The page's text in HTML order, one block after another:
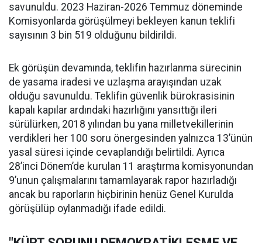
savunuldu. 2023 Haziran-2026 Temmuz döneminde
Komisyonlarda görüşülmeyi bekleyen kanun teklifi
sayısının 3 bin 519 olduğunu bildirildi.
Ek görüşün devamında, teklifin hazırlanma sürecinin
de yasama iradesi ve uzlaşma arayışından uzak
olduğu savunuldu. Teklifin güvenlik bürokrasisinin
kapalı kapılar ardındaki hazırlığını yansıttığı ileri
sürülürken, 2018 yılından bu yana milletvekillerinin
verdikleri her 100 soru önergesinden yalnızca 13’ünün
yasal süresi içinde cevaplandığı belirtildi. Ayrıca
28’inci Dönem’de kurulan 11 araştırma komisyonundan
9’unun çalışmalarını tamamlayarak rapor hazırladığı
ancak bu raporların hiçbirinin henüz Genel Kurulda
görüşülüp oylanmadığı ifade edildi.